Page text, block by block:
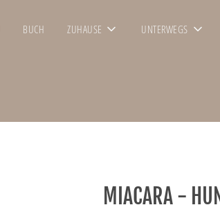
BUCH ZUHAUSE UNTERWEGS
MIACARA -